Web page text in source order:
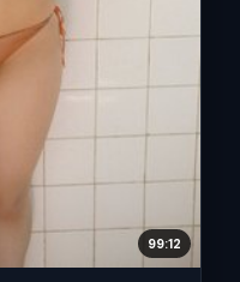
99:12